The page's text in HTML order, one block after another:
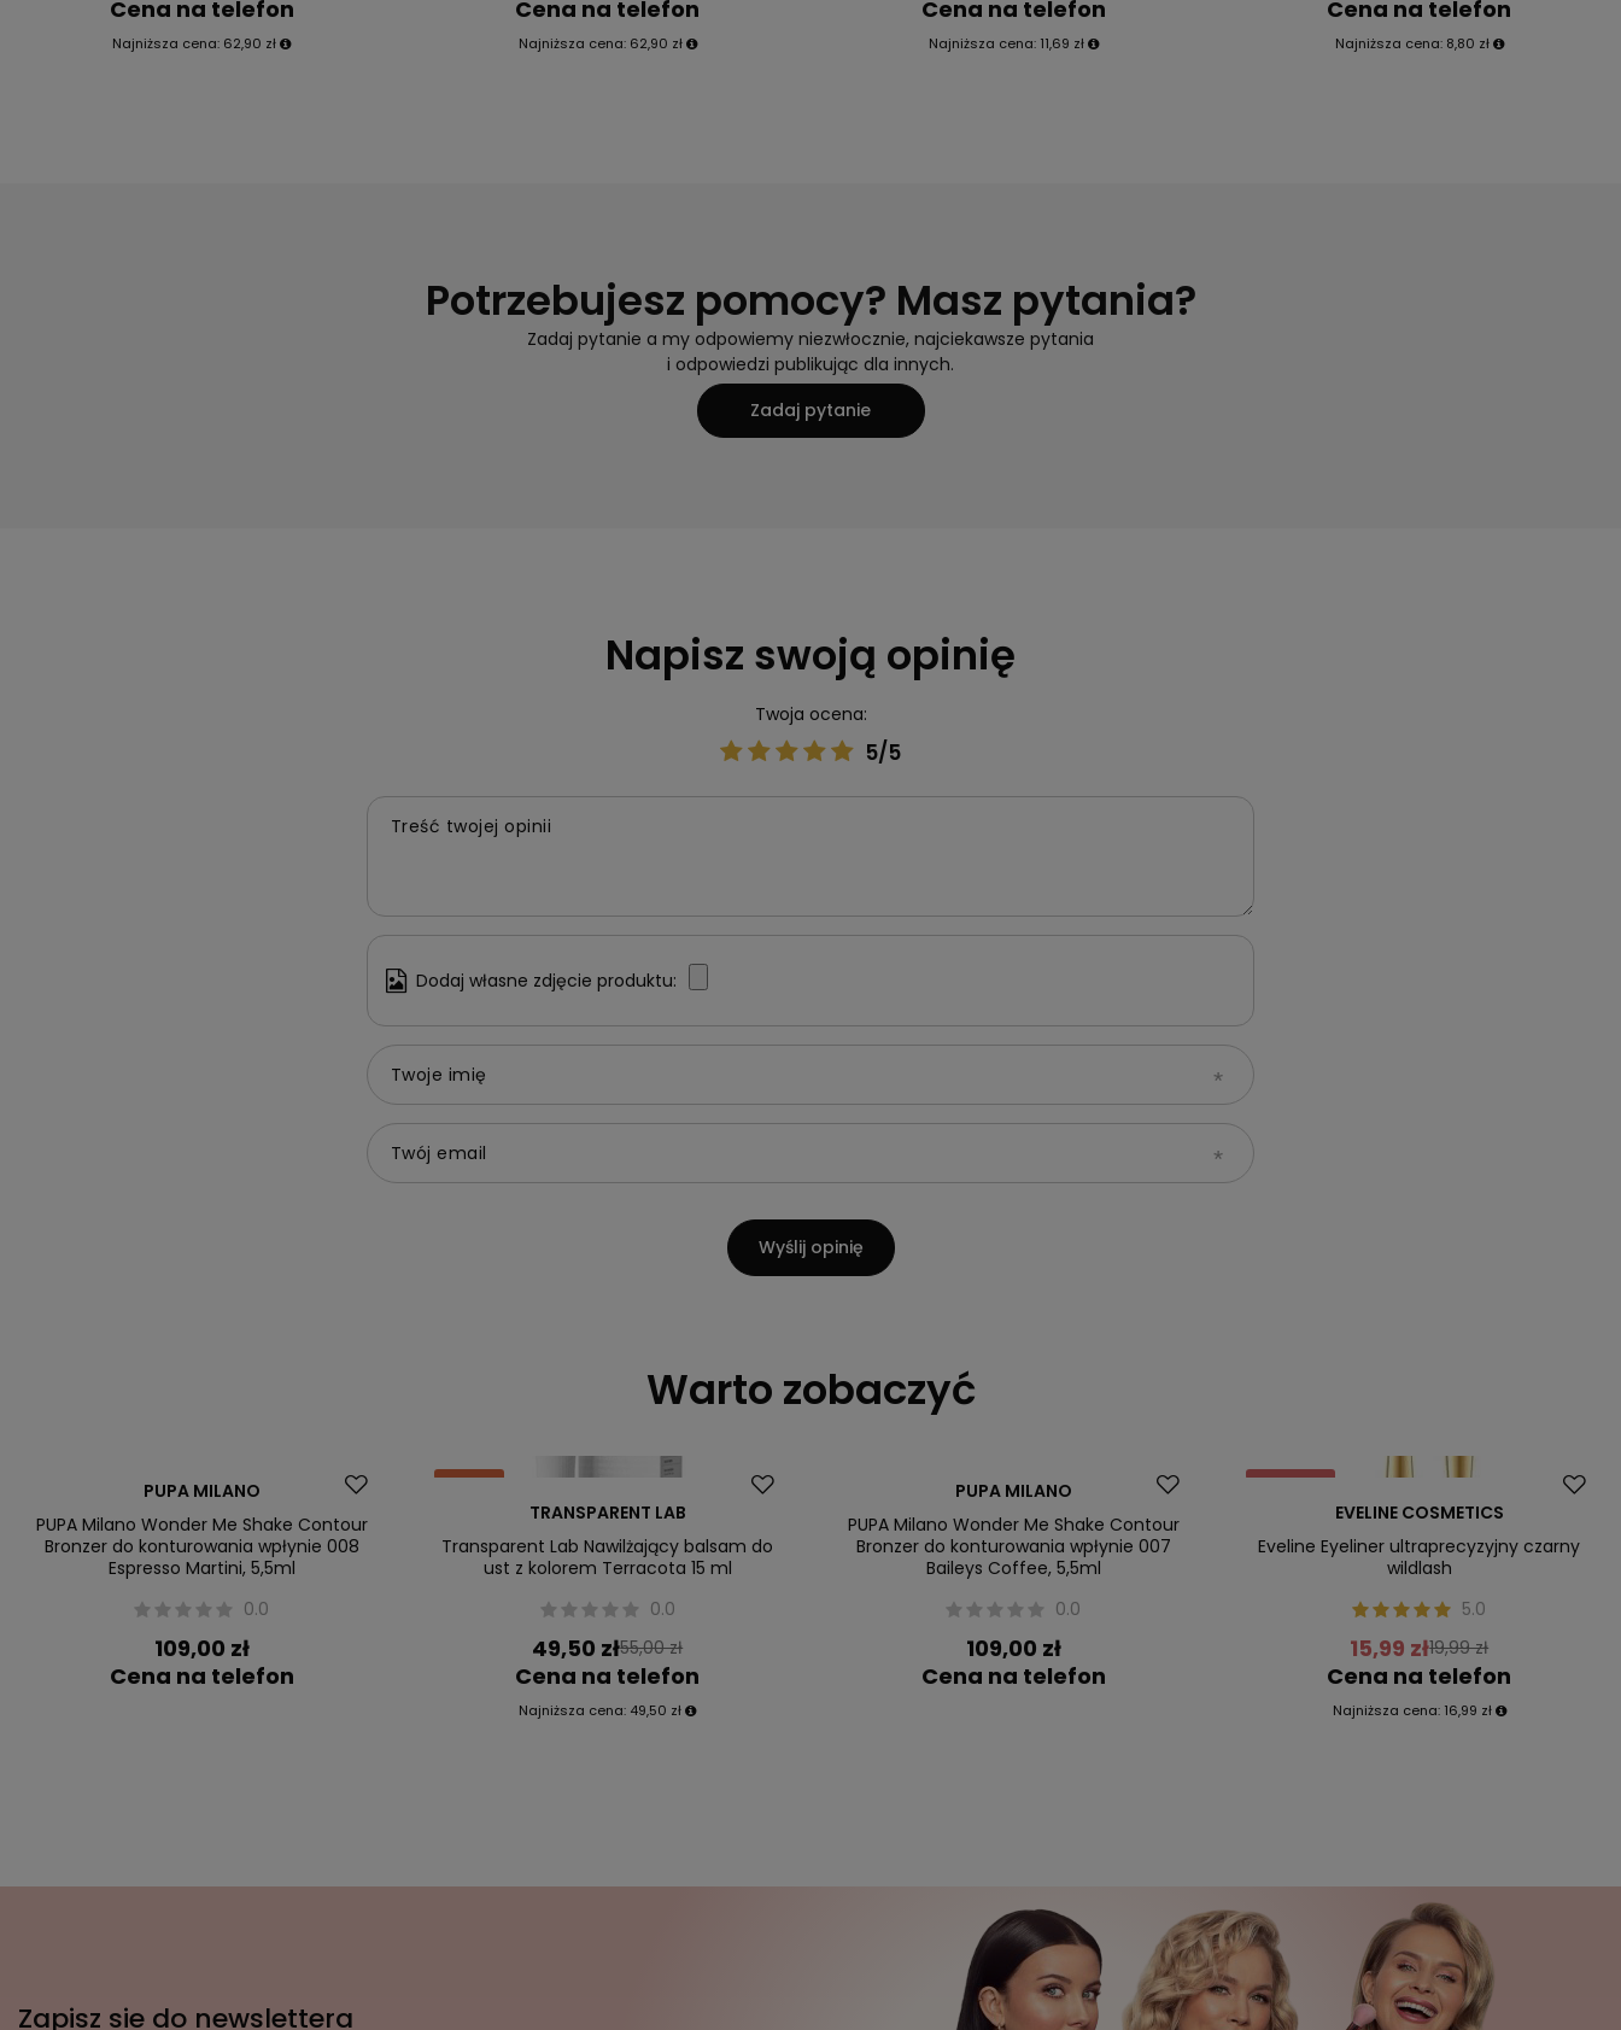
Cena na telefon
Najniższa cena: 62,90 zł
Cena na telefon
Najniższa cena: 62,90 zł
Cena na telefon
Najniższa cena: 11,69 zł
Cena na telefon
Najniższa cena: 8,80 zł
Potrzebujesz pomocy? Masz pytania?
Zadaj pytanie a my odpowiemy niezwłocznie, najciekawsze pytania
i odpowiedzi publikując dla innych.
Zadaj pytanie
Napisz swoją opinię
Twoja ocena:
5/5
Treść twojej opinii
Dodaj własne zdjęcie produktu:
Twoje imię
Twój email
Wyślij opinię
Warto zobaczyć
PUPA MILANO
PUPA Milano Wonder Me Shake Contour
Bronzer do konturowania wpłynie 008
Espresso Martini, 5,5ml
0.0
109,00 zł
Cena na telefon
Okazja
TRANSPARENT LAB
Transparent Lab Nawilżający balsam do
ust z kolorem Terracota 15 ml
0.0
49,50 zł55,00 zł
Cena na telefon
Najniższa cena: 49,50 zł
PUPA MILANO
PUPA Milano Wonder Me Shake Contour
Bronzer do konturowania wpłynie 007
Baileys Coffee, 5,5ml
0.0
109,00 zł
Cena na telefon
Promocja
EVELINE COSMETICS
Eveline Eyeliner ultraprecyzyjny czarny
wildlash
5.0
15,99 zł19,99 zł
Cena na telefon
Najniższa cena: 16,99 zł
Zapisz sie do newslettera